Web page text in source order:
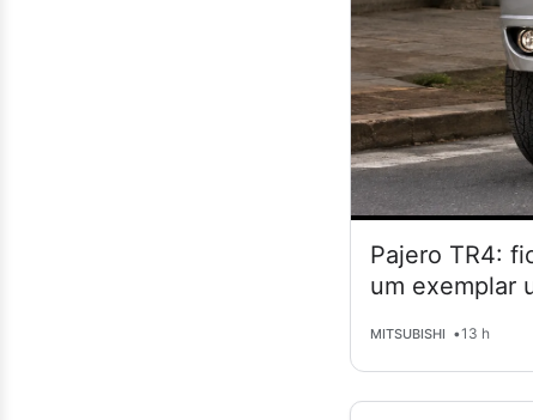
Pajero TR4:
um exemplar
MITSUBISHI •13 h